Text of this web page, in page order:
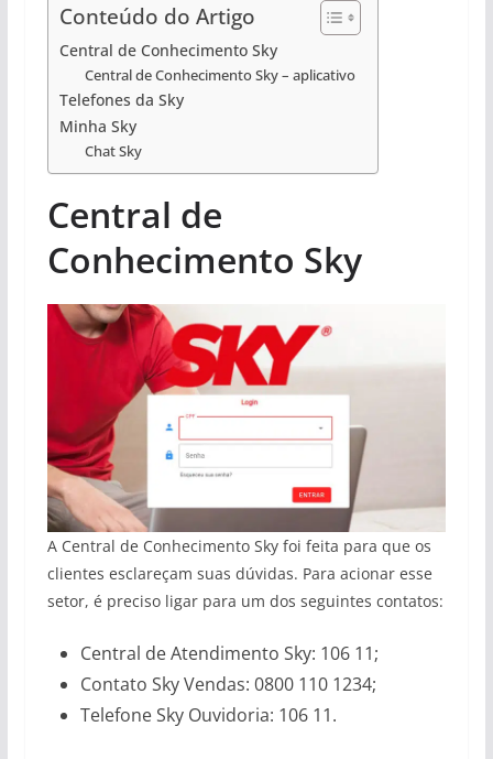
Conteúdo do Artigo
Central de Conhecimento Sky
Central de Conhecimento Sky – aplicativo
Telefones da Sky
Minha Sky
Chat Sky
Central de
Conhecimento Sky
A Central de Conhecimento Sky foi feita para que os
clientes esclareçam suas dúvidas. Para acionar esse
setor, é preciso ligar para um dos seguintes contatos:
Central de Atendimento Sky: 106 11;
Contato Sky Vendas: 0800 110 1234;
Telefone Sky Ouvidoria: 106 11.